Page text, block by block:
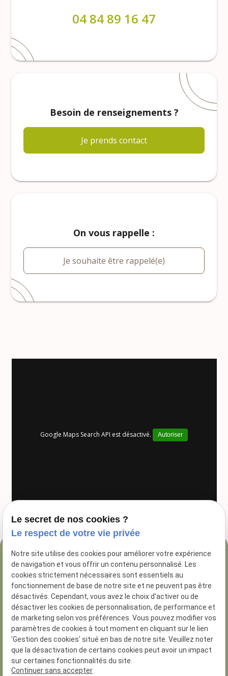
04 84 89 16 47
Besoin de renseignements ?
Je prends contact
On vous rappelle :
Je souhaite être rappelé(e)
Google Maps Search API est désactivé. Autoriser
04 84 89 16 47
54 Rue George
13005 Marseille
N° de Siret :81285926200014
Numero d'habilitation : 8.13.01.30
Le secret de nos cookies ?
Le respect de votre vie privée
Notre site utilise des cookies pour améliorer votre expérience
de navigation et vous offrir un contenu personnalisé. Les
cookies strictement nécessaires sont essentiels au
fonctionnement de base de notre site et ne peuvent pas être
désactivés. Cependant, vous avez le choix d'activer ou de
désactiver les cookies de personnalisation, de performance et
de marketing selon vos préférences. Vous pouvez modifier vos
paramètres de cookies à tout moment en cliquant sur le lien
'Gestion des cookies' situé en bas de notre site. Veuillez noter
que la désactivation de certains cookies peut avoir un impact
sur certaines fonctionnalités du site.
Continuer sans accepter